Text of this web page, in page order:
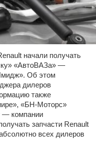
начали получать
«АвтоВАЗа» —
Об этом
дилеров
также
«БН-Моторс»
— компании
запчасти Renault
всех дилеров